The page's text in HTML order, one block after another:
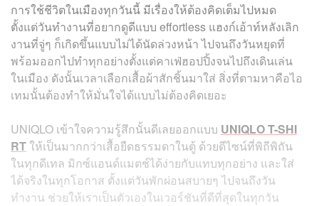
การใช้ชีวิตในเมืองทุกวันนี้ มีเรื่องให้ต้องคิดเต็มไปหมด
ตั้งแต่วันทำงานที่อยากดูดีแบบ effortless แฮงก์เอ้าท์หลังเลิก
งานที่จู่ๆ ก็เกิดขึ้นแบบไม่ได้นัดล่วงหน้า ไปจนถึงวันหยุดที่
พร้อมออกไปทำทุกอย่างตั้งแต่คาเฟ่ฮอปปิ้งจนไปถึงเดินเล่น
ในเมือง ดังนั้นเวลาเลือกเสื้อผ้าสักชิ้นมาใส่ สิ่งที่ตามหาคือไอ
เทมนั้นต้องทำให้มั่นใจได้แบบไม่ต้องคิดเยอะ
UNIQLO เข้าใจความรู้สึกนั้นดีเลยออกแบบ UNIQLO T-SHI
RTให้เป็นมากกว่าเสื้อยืดธรรมดาในตู้ ด้วยดีไซน์ที่พิถีพิถัน
ในทุกดีเทล มิกซ์แอนด์แมตช์ได้ง่ายกับแทบทุกอย่าง และใส่
ได้จริงในทุกโอกาส ตั้งแต่วันพักผ่อนสบายๆ ไปจนถึงวัน
ทำงาน ช่วยให้เราเป็นตัวเองในเวอร์ชันที่ดีที่สุดในทุกวัน